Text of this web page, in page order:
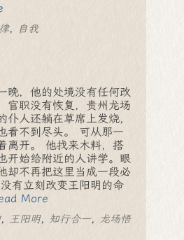
, 自我
晚，他的处境没有任何改
官职没有恢复，贵州龙场
人还躺在草席上发烧，
看不到尽头。 可从那一
离开。 他找来木料，搭
开始给附近的人讲学。眼
却不再把这里当成一段必
有立刻改变王阳明的命
More
, 王阳明, 知行合一, 龙场悟